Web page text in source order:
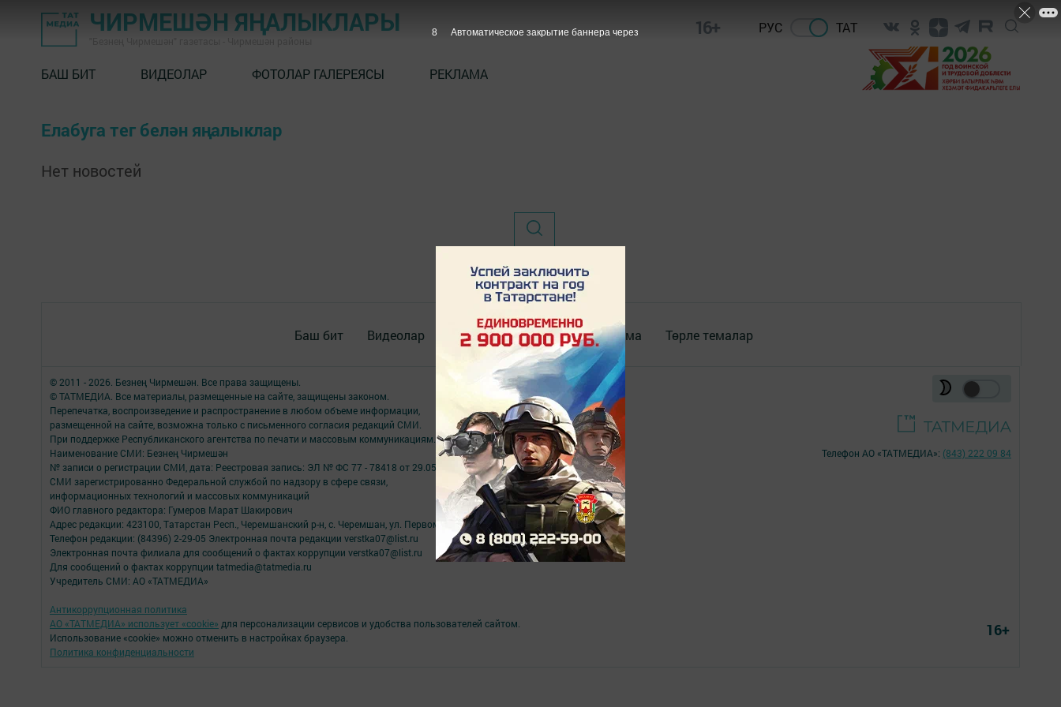
ЧИРМЕШӘН ЯҢАЛЫКЛАРЫ 16+ РУС ТАТ
БАШ БИТ ВИДЕОЛАР ФОТОЛАР ГАЛЕРЕЯСЫ РЕКЛАМА
Елабуга тег белән яңалыклар
Нет новостей
Баш бит Видеолар Фотолар галереясы Реклама Төрле темалар
© 2011 - 2026. Безнең Чирмешән. Все права защищены.
© ТАТМЕДИА. Все материалы, размещенные на сайте, защищены законом.
Перепечатка, воспроизведение и распространение в любом объеме информации,
размещенной на сайте, возможна только с письменного согласия редакций СМИ.
При поддержке Республиканского агентства по печати и массовым коммуникациям.
Наименование СМИ: Безнең Чирмешән
№ записи о регистрации СМИ, дата: Реестровая запись: ЭЛ № ФС 77 - 78418 от 29.05.2020
СМИ зарегистрированно Федеральной службой по надзору в сфере связи,
информационных технологий и массовых коммуникаций
ФИО главного редактора: Гумеров Марат Шакирович
Адрес редакции: 423100, Татарстан Респ., Черемшанский р-н, с. Черемшан, ул. Первомайская, д. 27
Телефон редакции: (84396) 2-29-05 Электронная почта редакции verstka07@list.ru
Электронная почта филиала для сообщений о фактах коррупции verstka07@list.ru
Для сообщений о фактах коррупции tatmedia@tatmedia.ru
Учредитель СМИ: АО «ТАТМЕДИА»
Антикоррупционная политика
АО «ТАТМЕДИА» использует «cookie» для персонализации сервисов и удобства пользователей сайтом.
Использование «cookie» можно отменить в настройках браузера.
Политика конфиденциальности
Телефон АО «ТАТМЕДИА»: (843) 222 09 84
16+
8 Автоматическое закрытие баннера через